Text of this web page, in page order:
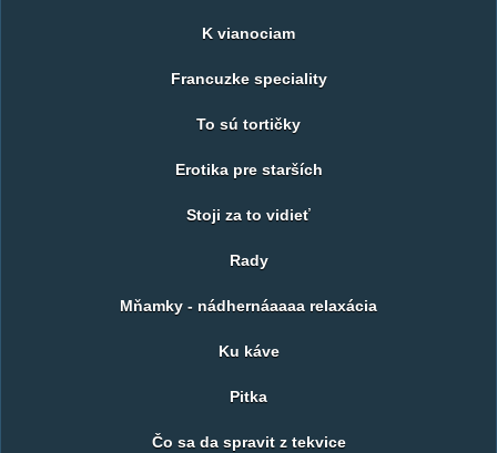
K vianociam
Francuzke speciality
To sú tortičky
Erotika pre starších
Stoji za to vidieť
Rady
Mňamky - nádhernáaaaa relaxácia
Ku káve
Pitka
Čo sa da spravit z tekvice